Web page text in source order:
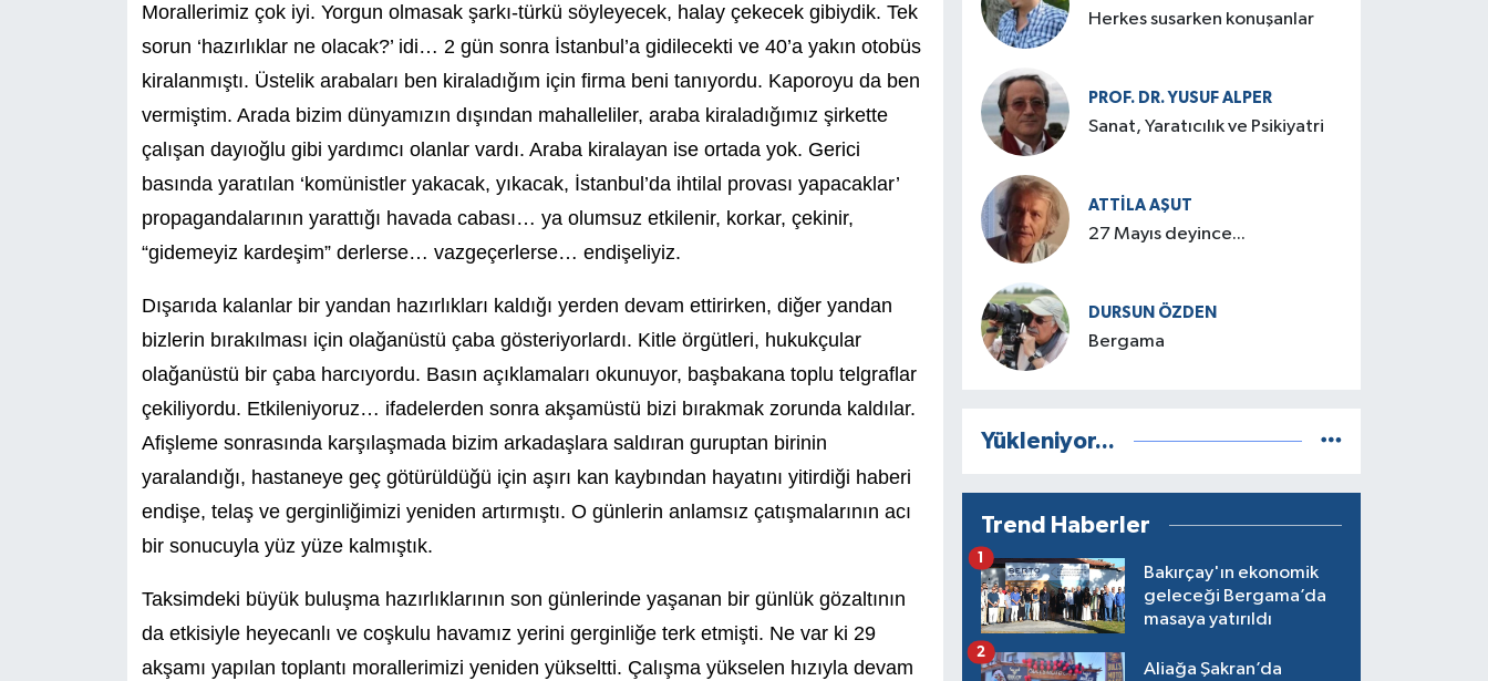
Morallerimiz çok iyi. Yorgun olmasak şarkı-türkü söyleyecek, halay çekecek gibiydik. Tek
sorun ‘hazırlıklar ne olacak?’ idi… 2 gün sonra İstanbul’a gidilecekti ve 40’a yakın otobüs
kiralanmıştı. Üstelik arabaları ben kiraladığım için firma beni tanıyordu. Kaporoyu da ben
vermiştim. Arada bizim dünyamızın dışından mahalleliler, araba kiraladığımız şirkette
çalışan dayıoğlu gibi yardımcı olanlar vardı. Araba kiralayan ise ortada yok. Gerici
basında yaratılan ‘komünistler yakacak, yıkacak, İstanbul’da ihtilal provası yapacaklar’
propagandalarının yarattığı havada cabası… ya olumsuz etkilenir, korkar, çekinir,
“gidemeyiz kardeşim” derlerse… vazgeçerlerse… endişeliyiz.
Dışarıda kalanlar bir yandan hazırlıkları kaldığı yerden devam ettirirken, diğer yandan
bizlerin bırakılması için olağanüstü çaba gösteriyorlardı. Kitle örgütleri, hukukçular
olağanüstü bir çaba harcıyordu. Basın açıklamaları okunuyor, başbakana toplu telgraflar
çekiliyordu. Etkileniyoruz… ifadelerden sonra akşamüstü bizi bırakmak zorunda kaldılar.
Afişleme sonrasında karşılaşmada bizim arkadaşlara saldıran guruptan birinin
yaralandığı, hastaneye geç götürüldüğü için aşırı kan kaybından hayatını yitirdiği haberi
endişe, telaş ve gerginliğimizi yeniden artırmıştı. O günlerin anlamsız çatışmalarının acı
bir sonucuyla yüz yüze kalmıştık.
Taksimdeki büyük buluşma hazırlıklarının son günlerinde yaşanan bir günlük gözaltının
da etkisiyle heyecanlı ve coşkulu havamız yerini gerginliğe terk etmişti. Ne var ki 29
akşamı yapılan toplantı morallerimizi yeniden yükseltti. Çalışma yükselen hızıyla devam
Herkes susarken konuşanlar
PROF. DR. YUSUF ALPER
Sanat, Yaratıcılık ve Psikiyatri
ATTILA AŞUT
27 Mayıs deyince...
DURSUN ÖZDEN
Bergama
Yükleniyor...
Trend Haberler
Bakırçay'ın ekonomik
geleceği Bergama’da
masaya yatırıldı
1
Aliağa Şakran’da
2